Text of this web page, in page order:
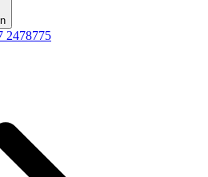
2478775